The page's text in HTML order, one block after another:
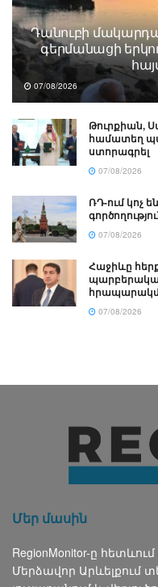
Դանուբի
գերմանացի
07/08/2026
Թուրքիան,
համատեղ
ստորագրել
07/08/2026
ՌԴ-ում կոչ
07/08/2026
Հաջիևը
07/08/2026
Մեր մասին
RegionMonitor-ը
Մերձավոր Արևելքում